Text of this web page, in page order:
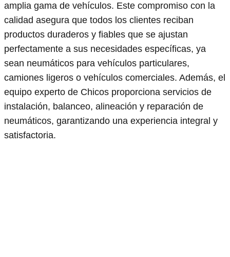
amplia gama de vehículos. Este compromiso con la
calidad asegura que todos los clientes reciban
productos duraderos y fiables que se ajustan
perfectamente a sus necesidades específicas, ya
sean neumáticos para vehículos particulares,
camiones ligeros o vehículos comerciales. Además, el
equipo experto de Chicos proporciona servicios de
instalación, balanceo, alineación y reparación de
neumáticos, garantizando una experiencia integral y
satisfactoria.